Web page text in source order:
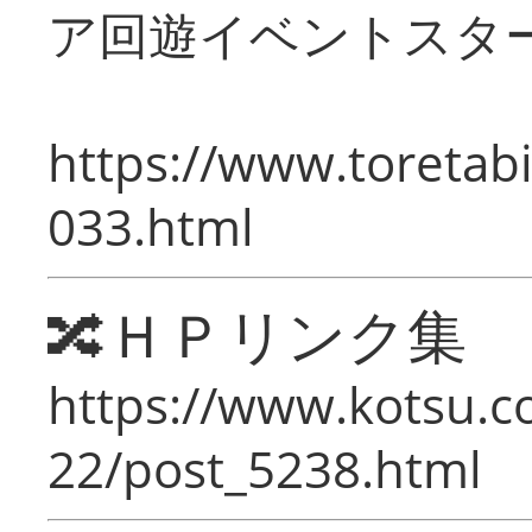
ア回遊イベントスタ
https://
033.html
🔀ＨＰリンク集
https://
22/post_5238.html